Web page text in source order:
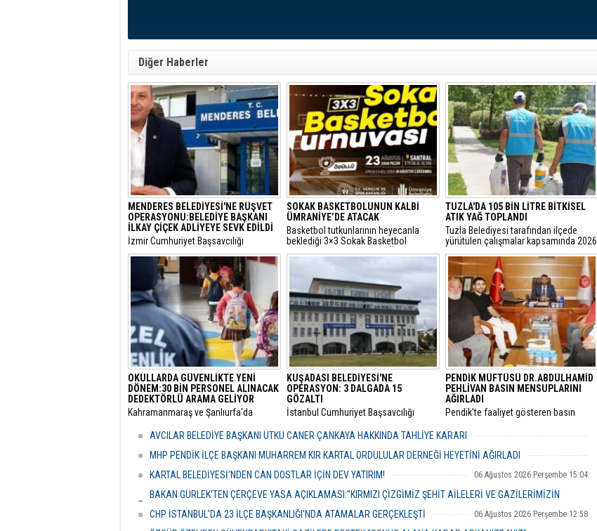
Diğer Haberler
MENDERES BELEDİYESİ'NE RÜŞVET
OPERASYONU:BELEDİYE BAŞKANI
İLKAY ÇİÇEK ADLİYEYE SEVK EDİLDİ
​İzmir Cumhuriyet Başsavcılığı
tarafından yürütülen 'rüşvet' ve 'irtikap'
soruşturması kapsamında gözaltına
alınan Menderes Belediye Başkanı İlkay
Çiçek’in de aralarında bulunduğu 16
şüpheli adliyeye sevk edildi.
SOKAK BASKETBOLUNUN KALBİ
ÜMRANİYE’DE ATACAK
Basketbol tutkunlarının heyecanla
beklediği 3×3 Sokak Basketbol
Turnuvası, bu yıl 7’nci kez Ümraniye
TUZLA'DA 105 BİN LİTRE BİTKİSEL
ATIK YAĞ TOPLANDI
Tuzla Belediyesi tarafından ilçede
yürütülen çalışmalar kapsamında 2026
yılında 105 bin litre bitkisel atık yağ
toplandı.
OKULLARDA GÜVENLİKTE YENİ
DÖNEM:30 BİN PERSONEL ALINACAK
DEDEKTÖRLÜ ARAMA GELİYOR
​Kahramanmaraş ve Şanlıurfa'da
ardından eğitim kurumlarındaki
güvenlik önlemleri baştan aşağı
yenileniyor.
KUŞADASI BELEDİYESİ'NE
OPERASYON: 3 DALGADA 15
GÖZALTI
​İstanbul Cumhuriyet Başsavcılığı
"rüşvet" ve "irtikap" soruşturmasında
Kuşadası Belediyesi’ne yönelik üçüncü
dalga operasyonu düzenlendi.
PENDİK MÜFTÜSÜ DR.ABDÜLHAMİD
PEHLİVAN BASIN MENSUPLARINI
AĞIRLADI
​Pendik’te faaliyet gösteren basın
görevine başlayan Dr. Abdulhamid
yeni görevi için tebriklerini iletti.
AVCILAR BELEDİYE BAŞKANI UTKU CANER ÇANKAYA HAKKINDA TAHLİYE KARARI
06 Ağustos 2026 Perşembe 18:26
MHP PENDİK İLÇE BAŞKANI MUHARREM KIR KARTAL ORDULULAR DERNEĞİ HEYETİNİ AĞIRLADI
06 Ağustos 2026 Perşembe 17:56
KARTAL BELEDİYESİ’NDEN CAN DOSTLAR İÇİN DEV YATIRIM! 06 Ağustos 2026 Perşembe 15:04
BAKAN GÜRLEK'TEN ÇERÇEVE YASA AÇIKLAMASI:''KIRMIZI ÇİZGİMİZ ŞEHİT AİLELERİ VE GAZİLERİMİZİN
HASSASİYETİDİR''
CHP İSTANBUL'DA 23 İLÇE BAŞKANLIĞI'NDA ATAMALAR GERÇEKLEŞTİ 06 Ağustos 2026 Perşembe 12:58